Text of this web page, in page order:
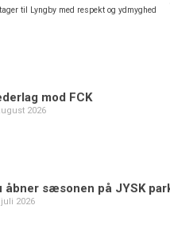
til Lyngby med respekt og ydmyghed
mod FCK
2026
åbner sæsonen på JYSK
juli 2026